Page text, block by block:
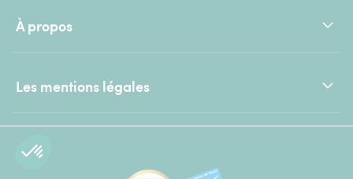
À propos
Les mentions légales